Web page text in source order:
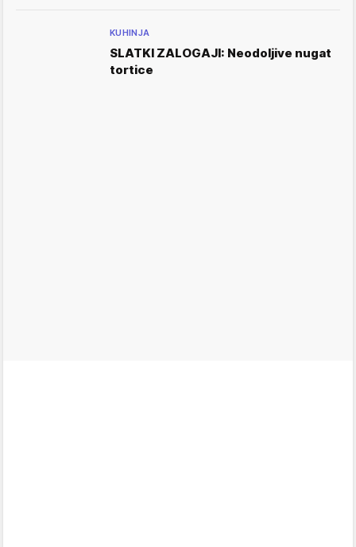
KUHINJA
SLATKI ZALOGAJI: Neodoljive nugat
tortice